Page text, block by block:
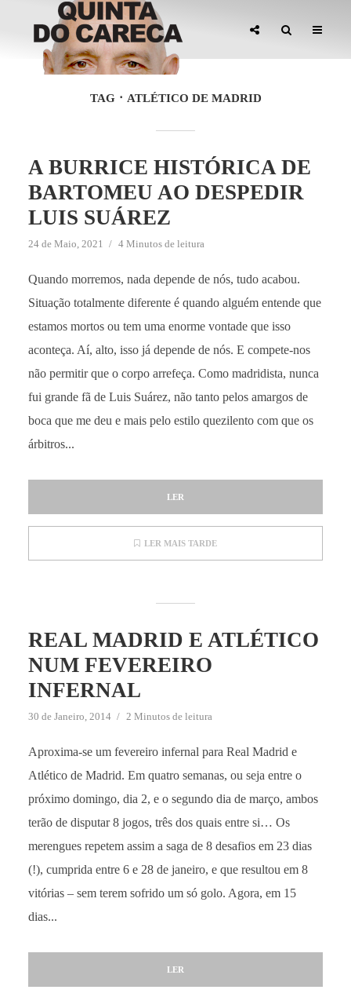
TAG ATLÉTICO DE MADRID
A BURRICE HISTÓRICA DE
BARTOMEU AO DESPEDIR
LUIS SUÁREZ
24 de Maio, 2021 4 Minutos de leitura
Quando morremos, nada depende de nós, tudo acabou.
Situação totalmente diferente é quando alguém entende que
estamos mortos ou tem uma enorme vontade que isso
aconteça. Aí, alto, isso já depende de nós. E compete-nos
não permitir que o corpo arrefeça. Como madridista, nunca
fui grande fã de Luis Suárez, não tanto pelos amargos de
boca que me deu e mais pelo estilo quezilento com que os
árbitros...
LER
LER MAIS TARDE
REAL MADRID E ATLÉTICO
NUM FEVEREIRO
INFERNAL
30 de Janeiro, 2014 2 Minutos de leitura
Aproxima-se um fevereiro infernal para Real Madrid e
Atlético de Madrid. Em quatro semanas, ou seja entre o
próximo domingo, dia 2, e o segundo dia de março, ambos
terão de disputar 8 jogos, três dos quais entre si… Os
merengues repetem assim a saga de 8 desafios em 23 dias
(!), cumprida entre 6 e 28 de janeiro, e que resultou em 8
vitórias – sem terem sofrido um só golo. Agora, em 15
dias...
LER